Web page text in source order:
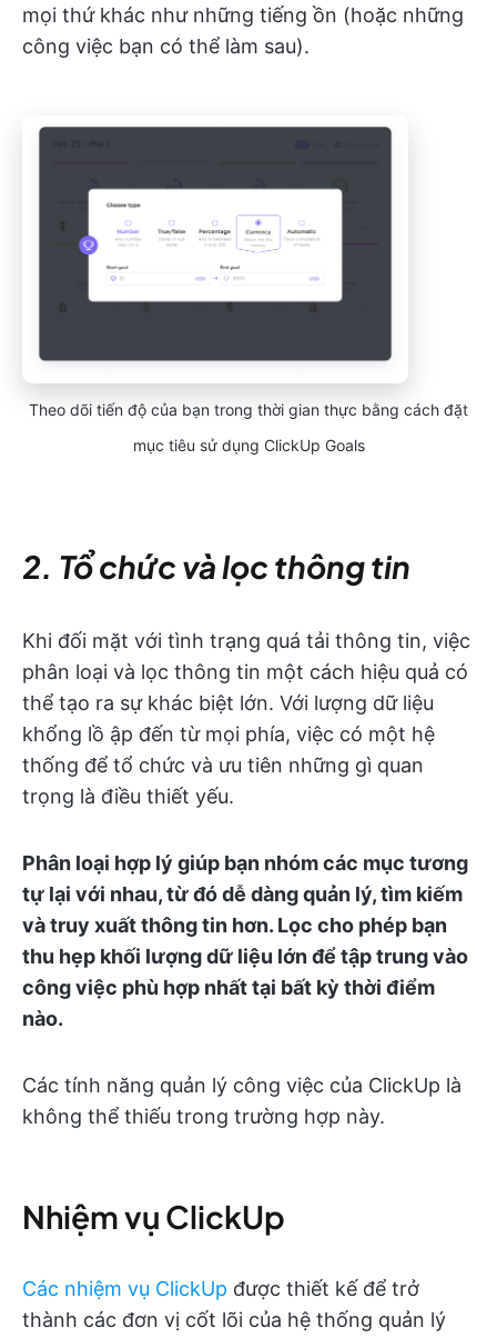
mọi thứ khác như những tiếng ồn (hoặc những
công việc bạn có thể làm sau).
Theo dõi tiến độ của bạn trong thời gian thực bằng cách đặt
mục tiêu sử dụng ClickUp Goals
2. Tổ chức và lọc thông tin
Khi đối mặt với tình trạng quá tải thông tin, việc
phân loại và lọc thông tin một cách hiệu quả có
thể tạo ra sự khác biệt lớn. Với lượng dữ liệu
khổng lồ ập đến từ mọi phía, việc có một hệ
thống để tổ chức và ưu tiên những gì quan
trọng là điều thiết yếu.
Phân loại hợp lý giúp bạn nhóm các mục tương
tự lại với nhau, từ đó dễ dàng quản lý, tìm kiếm
và truy xuất thông tin hơn. Lọc cho phép bạn
thu hẹp khối lượng dữ liệu lớn để tập trung vào
công việc phù hợp nhất tại bất kỳ thời điểm
nào.
Các tính năng quản lý công việc của ClickUp là
không thể thiếu trong trường hợp này.
Nhiệm vụ ClickUp
Các nhiệm vụ ClickUp được thiết kế để trở
thành các đơn vị cốt lõi của hệ thống quản lý